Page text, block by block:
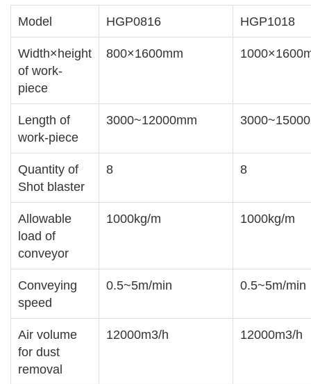
Model HGP0816 HGP1018
Width×height
of work-
piece
800×1600mm
Length of
work-piece
3000~12000mm
Quantity of
Shot blaster
8 8
Allowable
load of
conveyor
1000kg/m 1000kg/m
Conveying
speed
0.5~5m/min 0.5~5m/min
Air volume
for dust
removal
12000m3/h 12000m3/h